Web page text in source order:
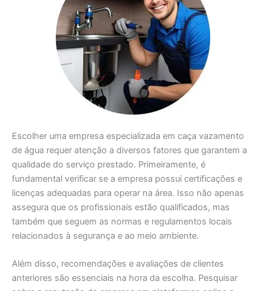
Escolher uma empresa especializada em caça vazamento
de água requer atenção a diversos fatores que garantem a
qualidade do serviço prestado. Primeiramente, é
fundamental verificar se a empresa possui certificações e
licenças adequadas para operar na área. Isso não apenas
assegura que os profissionais estão qualificados, mas
também que seguem as normas e regulamentos locais
relacionados à segurança e ao meio ambiente.
Além disso, recomendações e avaliações de clientes
anteriores são essenciais na hora da escolha. Pesquisar